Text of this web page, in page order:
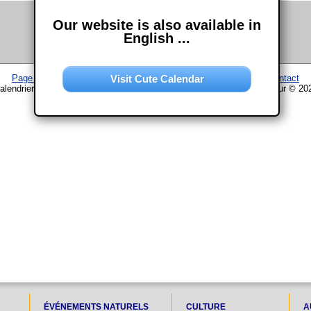
Page d'accueil Calendrier–Plan du site–Mentions légales
Contact
www.chouette-calendrier.com • 9. Janvier 2029 – droit d'auteur ©
ÉVÉNEMENTS NATURELS CULTURE
Our website is also available in
English ...
Visit Cute Calendar